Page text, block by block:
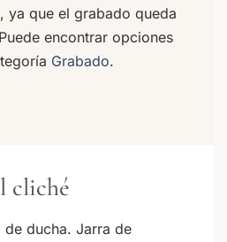
ya que el grabado queda
encontrar opciones
Grabado.
cliché
de ducha. Jarra de